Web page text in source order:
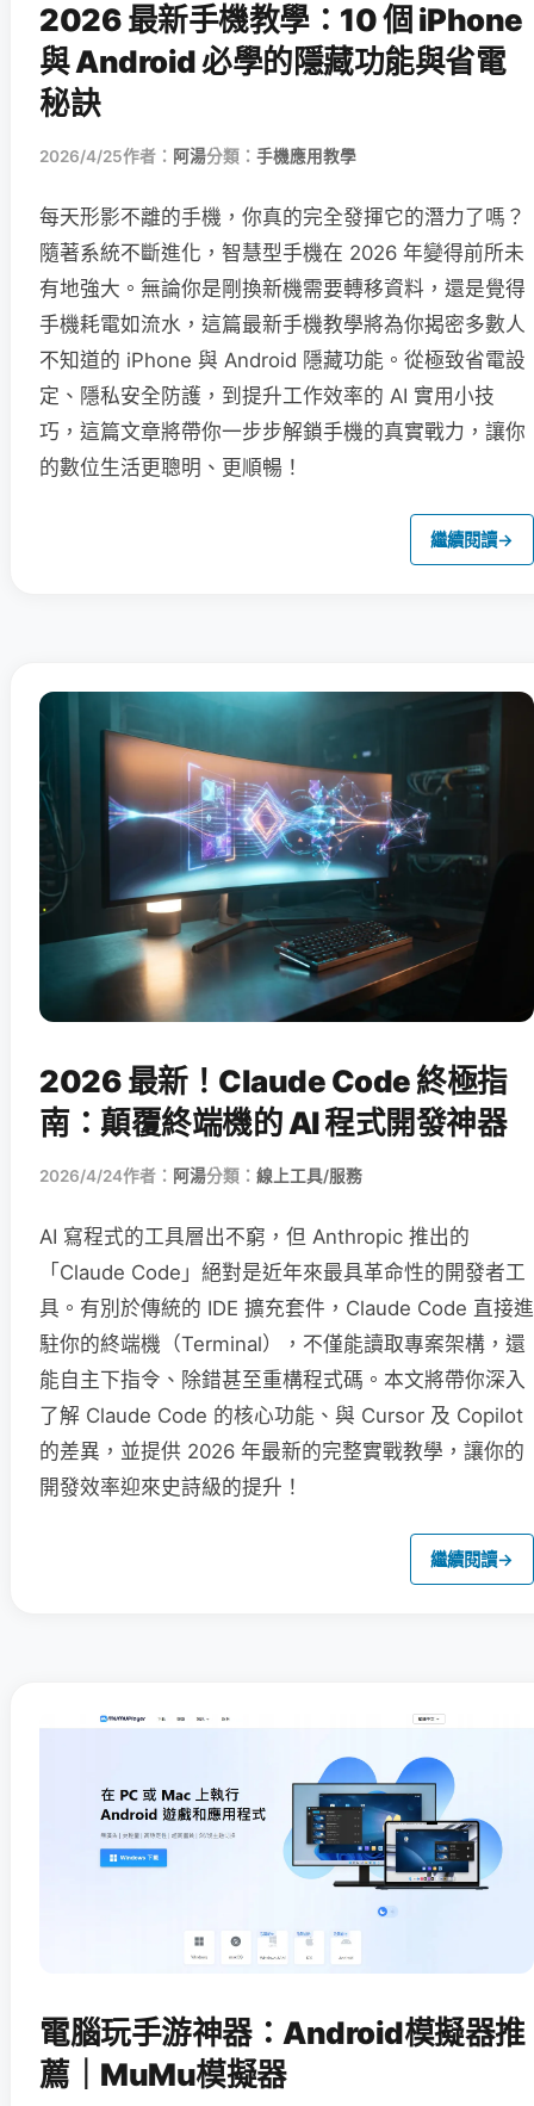
2026 最新手機教學：10 個 iPhone
與 Android 必學的隱藏功能與省電
秘訣
2026/4/25作者： 阿湯分類： 手機應用教學
每天形影不離的手機，你真的完全發揮它的潛力了嗎？
隨著系統不斷進化，智慧型手機在 2026 年變得前所未
有地強大。無論你是剛換新機需要轉移資料，還是覺得
手機耗電如流水，這篇最新手機教學將為你揭密多數人
不知道的 iPhone 與 Android 隱藏功能。從極致省電設
定、隱私安全防護，到提升工作效率的 AI 實用小技
巧，這篇文章將帶你一步步解鎖手機的真實戰力，讓你
的數位生活更聰明、更順暢！
繼續閱讀→
2026 最新！Claude Code 終極指
南：顛覆終端機的 AI 程式開發神器
2026/4/24作者： 阿湯分類： 線上工具/服務
AI 寫程式的工具層出不窮，但 Anthropic 推出的
「Claude Code」絕對是近年來最具革命性的開發者工
具。有別於傳統的 IDE 擴充套件，Claude Code 直接進
駐你的終端機（Terminal），不僅能讀取專案架構，還
能自主下指令、除錯甚至重構程式碼。本文將帶你深入
了解 Claude Code 的核心功能、與 Cursor 及 Copilot
的差異，並提供 2026 年最新的完整實戰教學，讓你的
開發效率迎來史詩級的提升！
繼續閱讀→
電腦玩手游神器：Android模擬器推
薦｜MuMu模擬器